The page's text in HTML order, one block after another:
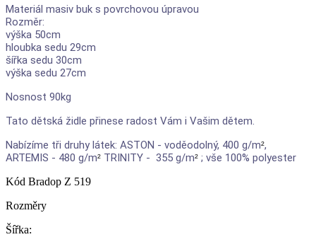
Materiál masiv buk s povrchovou úpravou
Rozměr:
výška 50cm
hloubka sedu 29cm
šířka sedu 30cm
výška sedu 27cm
Nosnost 90kg
Tato dětská židle přinese radost Vám i Vašim dětem.
Nabízíme tři druhy látek: ASTON - voděodolný, 400 g/m²,
ARTEMIS - 480 g/m² TRINITY - 355 g/m² ; vše 100% polyester
Kód Bradop Z 519
Rozměry
Šířka: